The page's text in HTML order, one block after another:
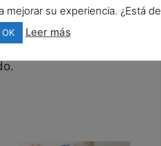
con una preciosa flor.
mejorar su experiencia. ¿Está de
OK Leer más